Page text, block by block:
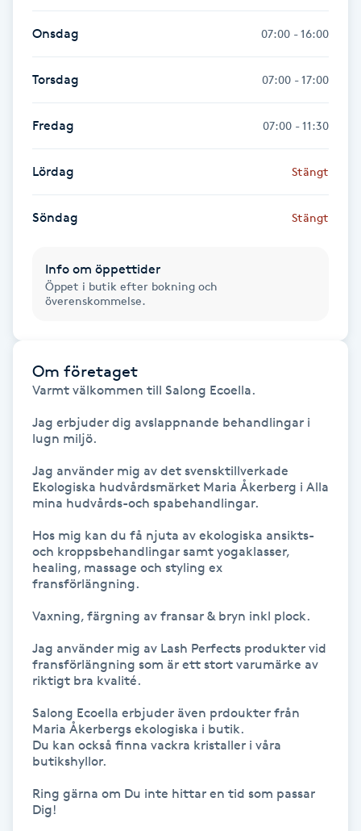
Nagelklippning
Nagelsvamp
Nageltrång
Nagelvård
Naglar borttagning
Naprapati
Navelpiercing
NBE-massage
Olaplex
Olaplexbehandling
Onsdag 07:00 - 16:00
Torsdag 07:00 - 17:00
Fredag 07:00 - 11:30
Lördag Stängt
Söndag Stängt
Info om öppettider
Öppet i butik efter bokning och
överenskommelse.
Om företaget
Varmt välkommen till Salong Ecoella.
Jag erbjuder dig avslappnande behandlingar i
lugn miljö.
Jag använder mig av det svensktillverkade
Ekologiska hudvårdsmärket Maria Åkerberg i Alla
mina hudvårds-och spabehandlingar.
Hos mig kan du få njuta av ekologiska ansikts-
och kroppsbehandlingar samt yogaklasser,
healing, massage och styling ex
fransförlängning.
Vaxning, färgning av fransar & bryn inkl plock.
Jag använder mig av Lash Perfects produkter vid
fransförlängning som är ett stort varumärke av
riktigt bra kvalité.
Salong Ecoella erbjuder även prdoukter från
Maria Åkerbergs ekologiska i butik.
Du kan också finna vackra kristaller i våra
butikshyllor.
Ring gärna om Du inte hittar en tid som passar
Dig!